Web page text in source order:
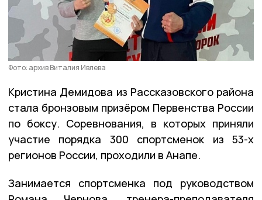
Фото: архив Виталия Ивлева
Кристина Демидова из Рассказовского района
стала бронзовым призёром Первенства России
по боксу. Соревнования, в которых приняли
участие порядка 300 спортсменок из 53-х
регионов России, проходили в Анапе.
Занимается спортсменка под руководством